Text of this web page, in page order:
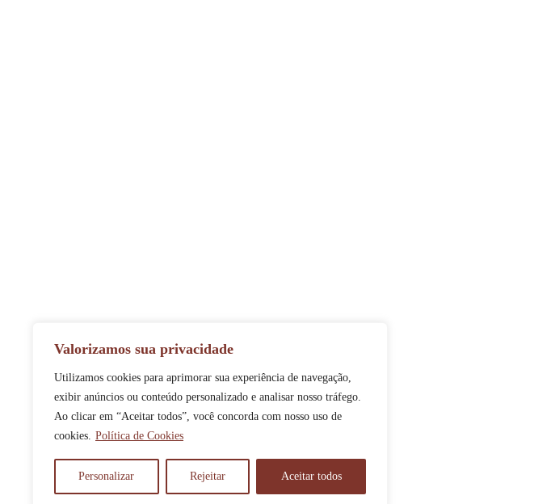
Valorizamos sua privacidade
Utilizamos cookies para aprimorar sua experiência de navegação,
exibir anúncios ou conteúdo personalizado e analisar nosso tráfego.
Ao clicar em “Aceitar todos”, você concorda com nosso uso de
cookies. Política de Cookies
Personalizar Rejeitar Aceitar todos